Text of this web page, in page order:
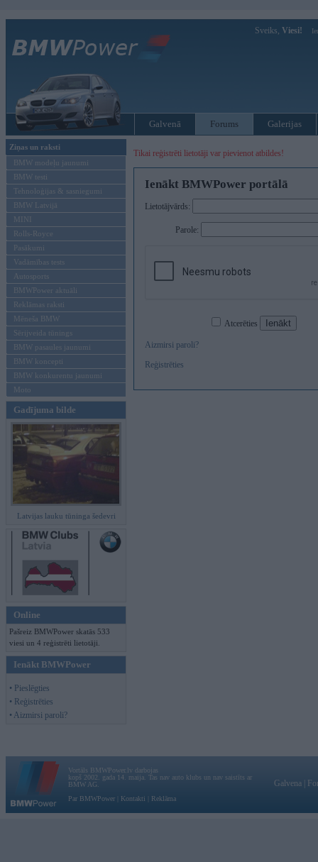
Sveiks, Viesi!
Galvenā Forums Galerijas
Ziņas un raksti
BMW modeļu jaunumi
BMW testi
Tehnoloģijas & sasniegumi
BMW Latvijā
MINI
Rolls-Royce
Pasākumi
Vadāmības tests
Autosports
BMWPower aktuāli
Reklāmas raksti
Mēneša BMW
Sērijveida tūnings
BMW pasaules jaunumi
BMW koncepti
BMW konkurentu jaunumi
Moto
Gadījuma bilde
Latvijas lauku tūninga šedevri
Online
Pašreiz BMWPower skatās 533
viesi un 4 reģistrēti lietotāji.
Ienākt BMWPower
• Pieslēgties
• Reģistrēties
• Aizmirsi paroli?
Tikai reģistrēti lietotāji var pievienot atbildes!
Ienākt BMWPower portālā
Lietotājvārds:
Parole:
Atcerēties
Aizmirsi paroli?
Reģistrēties
Vortāls BMWPower.lv darbojas
kopš 2002. gada 14. maija. Tas nav auto klubs un nav saistīts ar
BMW AG.
Par BMWPower
Kontakti Reklāma
Galvena